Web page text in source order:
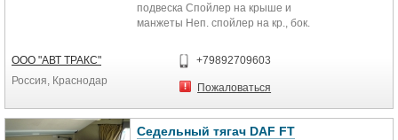
подвеска Спойлер на крыше и
манжеты Неп. спойлер на кр., бок.
ООО "АВТ ТРАКС"
Россия, Краснодар
+79892709603
Пожаловаться
Седельный тягач DAF FT